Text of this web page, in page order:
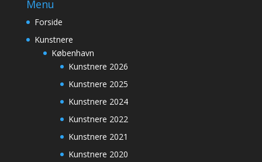
Menu
Forside
Kunstnere
København
Kunstnere 2026
Kunstnere 2025
Kunstnere 2024
Kunstnere 2022
Kunstnere 2021
Kunstnere 2020